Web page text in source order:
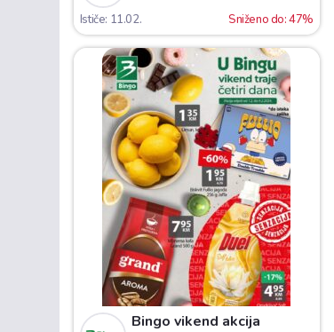
Ističe: 11.02. Sniženo do: 47%
Bingo vikend akcija